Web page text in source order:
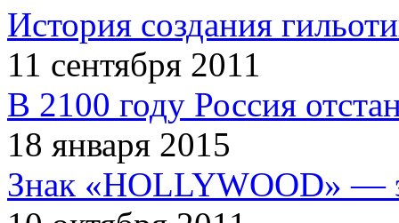
История создания
11 сентября 2011
В 2100 году Россия
18 января 2015
Знак «HOLLYWOOD» —